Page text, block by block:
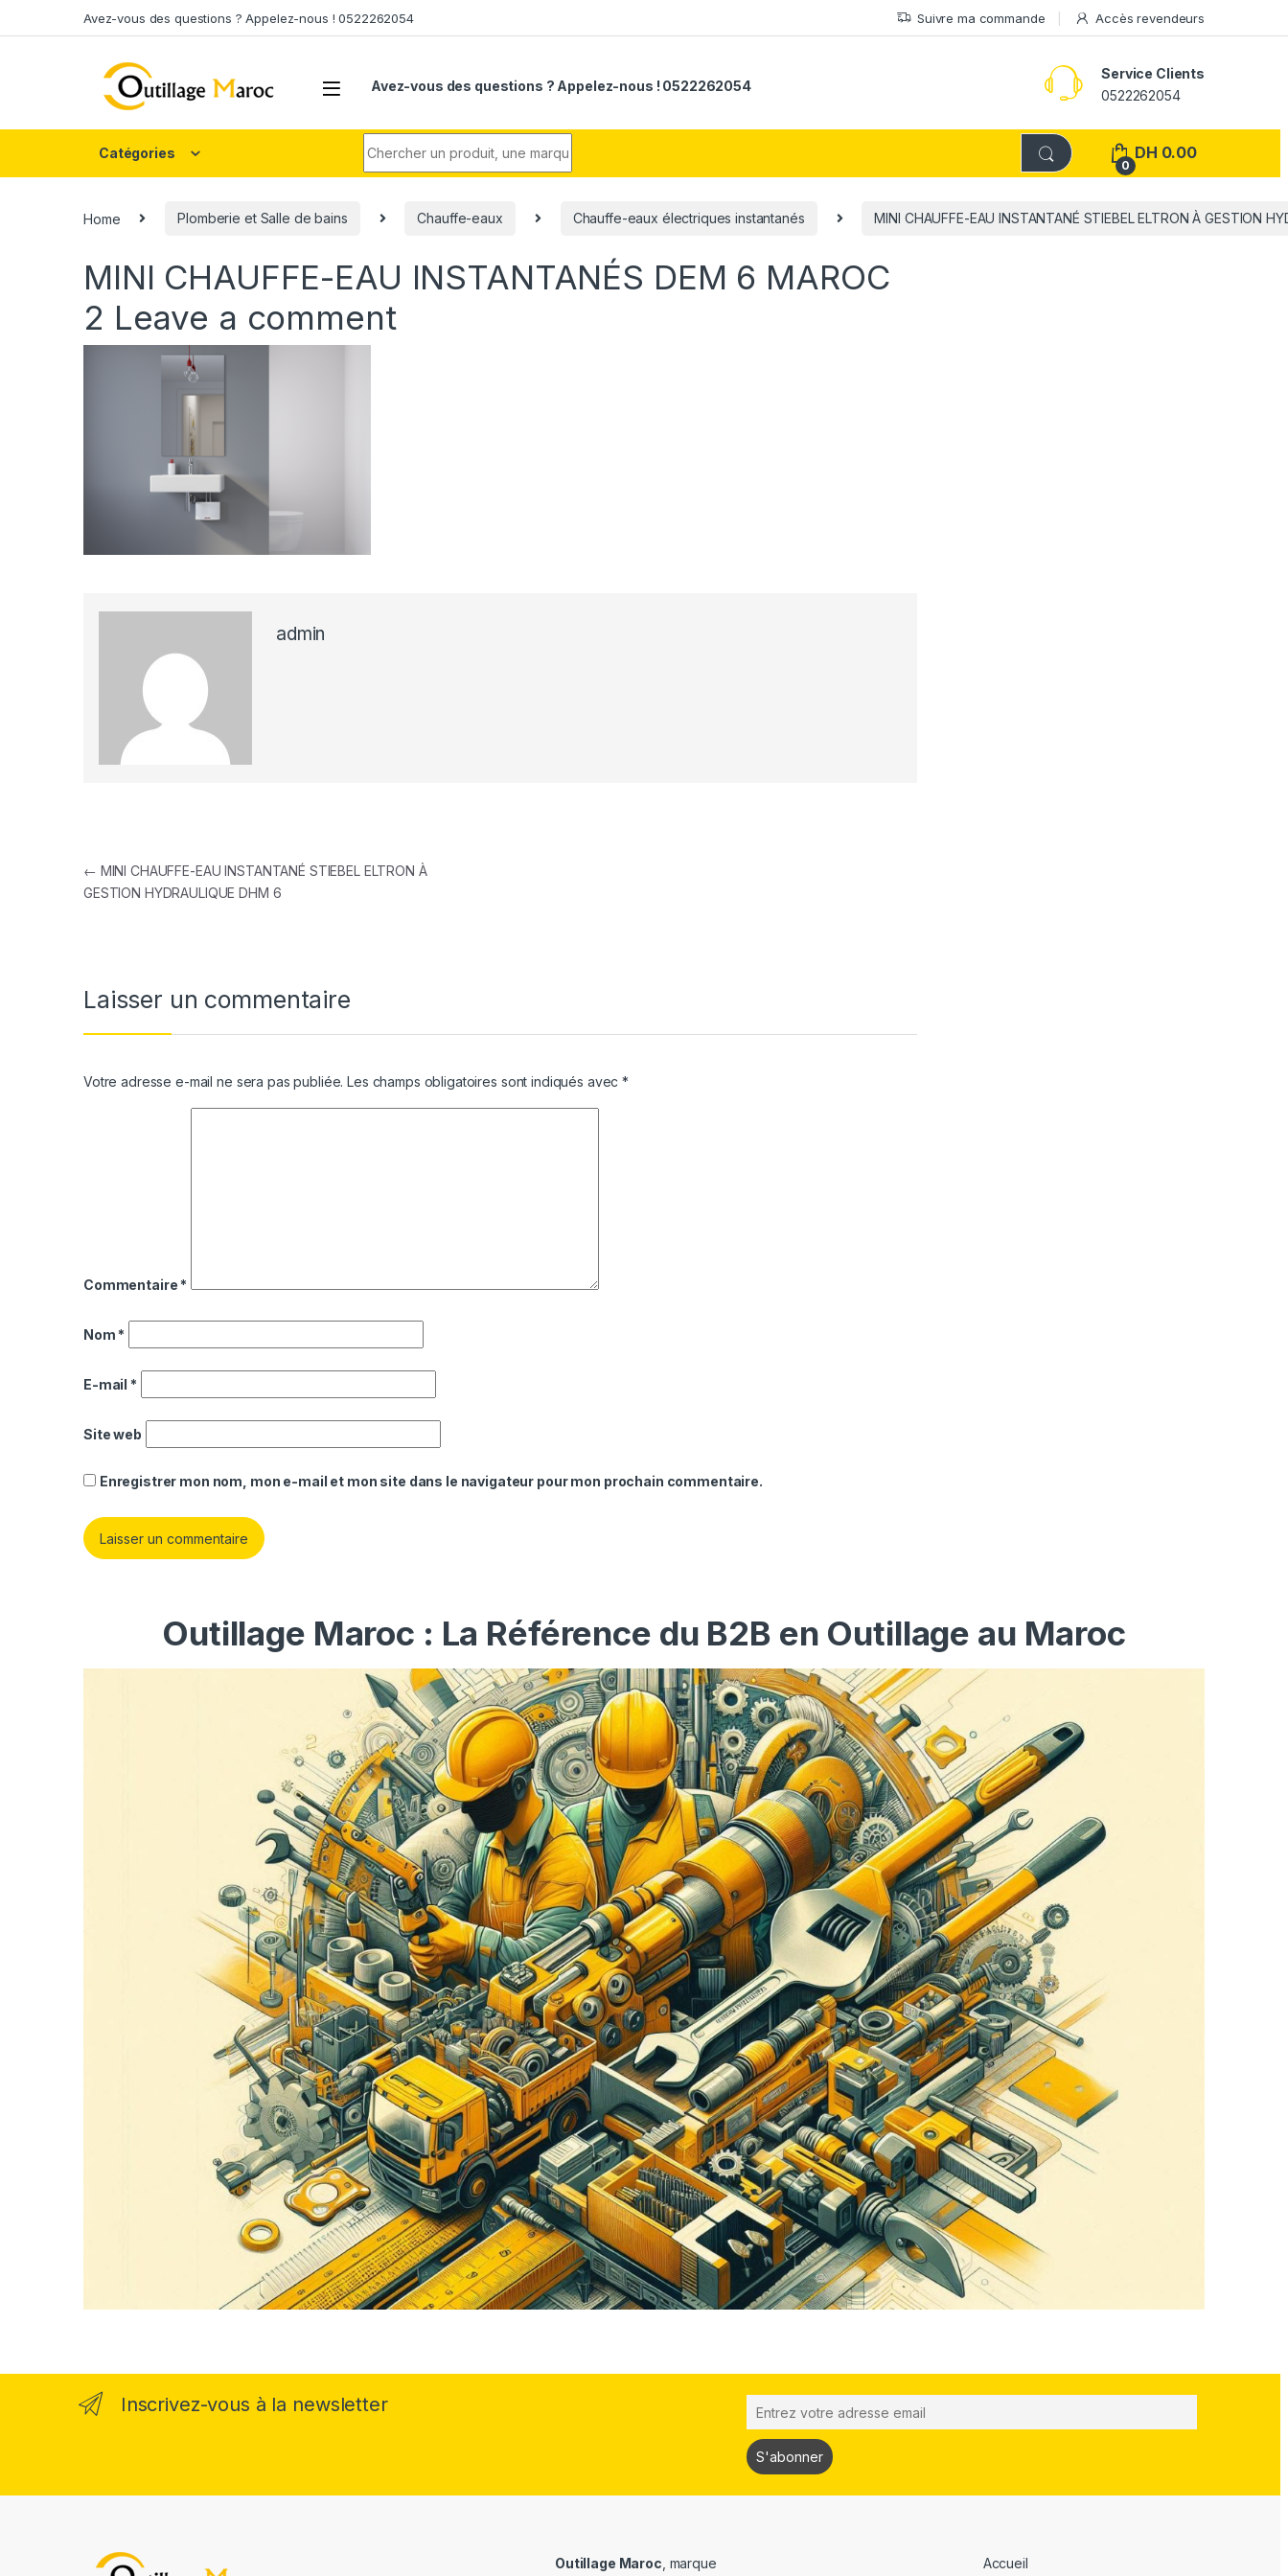
Avez-vous des questions ? Appelez-nous ! 0522262054 Suivre ma commande Accès revendeurs
Avez-vous des questions ? Appelez-nous ! 0522262054
Service Clients
0522262054
Catégories
0
DH 0.00
Home Plomberie et Salle de bains Chauffe-eaux Chauffe-eaux électriques instantanés MINI CHAUFFE-EAU INSTANTANÉ STIEBEL ELTRON À GESTION
MINI CHAUFFE-EAU INSTANTANÉS DEM 6 MAROC
2 Leave a comment
admin
Navigation de l’article
← MINI CHAUFFE-EAU INSTANTANÉ STIEBEL ELTRON À
GESTION HYDRAULIQUE DHM 6
Laisser un commentaire
Votre adresse e-mail ne sera pas publiée. Les champs obligatoires sont indiqués avec*
Commentaire *
Nom *
E-mail *
Site web
Enregistrer mon nom, mon e-mail et mon site dans le navigateur pour mon prochain commentaire.
Outillage Maroc : La Référence du B2B en Outillage au Maroc
Inscrivez-vous à la newsletter
Outillage Maroc, marque Accueil